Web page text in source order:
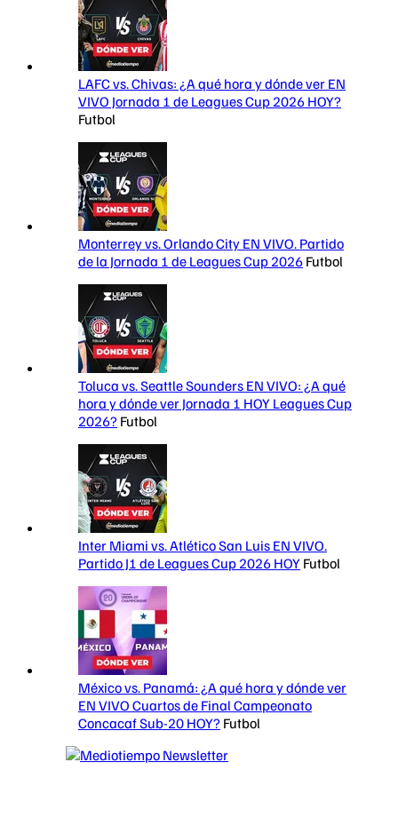
LAFC vs. Chivas: ¿A qué hora y dónde ver EN
VIVO Jornada 1 de Leagues Cup 2026 HOY?
Futbol
Monterrey vs. Orlando City EN VIVO. Partido
de la Jornada 1 de Leagues Cup 2026 Futbol
Toluca vs. Seattle Sounders EN VIVO: ¿A qué
hora y dónde ver Jornada 1 HOY Leagues Cup
2026? Futbol
Inter Miami vs. Atlético San Luis EN VIVO.
Partido J1 de Leagues Cup 2026 HOY Futbol
México vs. Panamá: ¿A qué hora y dónde ver
EN VIVO Cuartos de Final Campeonato
Concacaf Sub-20 HOY? Futbol